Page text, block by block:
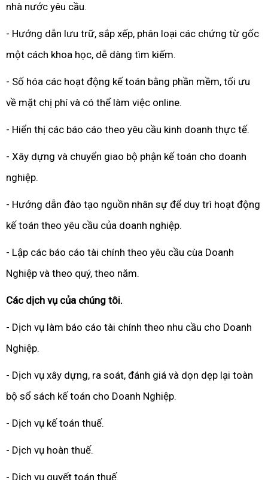
nhà nước yêu cầu.
- Hướng dẫn lưu trữ, sắp xếp, phân loại các chứng từ gốc
một cách khoa học, dễ dàng tìm kiếm.
- Số hóa các hoạt động kế toán bằng phần mềm, tối ưu
về mặt chị phí và có thể làm việc online.
- Hiển thị các báo cáo theo yêu cầu kinh doanh thực tế.
- Xây dựng và chuyển giao bộ phận kế toán cho doanh
nghiệp.
- Hướng dẫn đào tạo nguồn nhân sự để duy trì hoạt động
kế toán theo yêu cầu của doanh nghiệp.
- Lập các báo cáo tài chính theo yêu cầu cùa Doanh
Nghiệp và theo quý, theo năm.
Các dịch vụ của chúng tôi.
- Dịch vụ làm báo cáo tài chính theo nhu cầu cho Doanh
Nghiệp.
- Dịch vụ xây dựng, ra soát, đánh giá và dọn dẹp lại toàn
bộ sổ sách kế toán cho Doanh Nghiệp.
- Dịch vụ kế toán thuế.
- Dịch vụ hoàn thuế.
- Dịch vụ quyết toán thuế.